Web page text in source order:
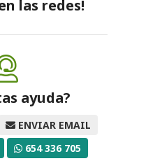
las redes!
ayuda?
ENVIAR EMAIL
654 336 705